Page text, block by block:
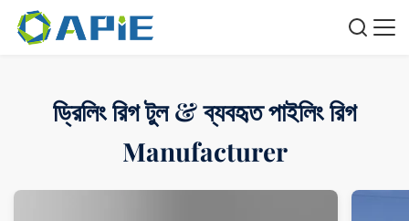
ড্রিলিং রিগ টুল & ব্যবহৃত পাইলিং রিগ
Manufacturer